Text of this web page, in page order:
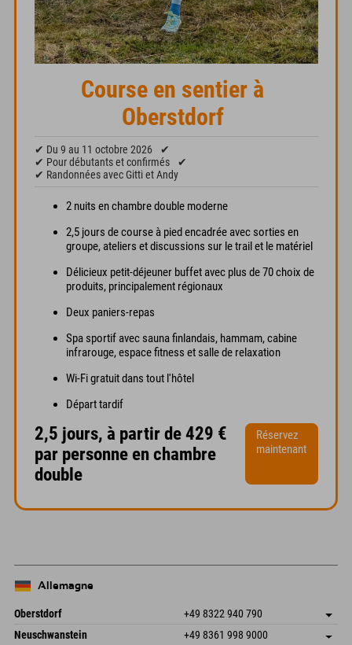
Course en sentier à
Oberstdorf
✔ Du 9 au 11 octobre 2026
✔
✔ Pour débutants et confirmés
✔
✔ Randonnées avec Gitti et Andy
2 nuits en chambre double moderne
2,5 jours de course à pied encadrée avec sorties en
groupe, ateliers et discussions sur le trail et le matériel
Délicieux petit-déjeuner buffet avec plus de 70 choix de
produits, principalement régionaux
Deux paniers-repas
Spa sportif avec sauna finlandais, hammam, cabine
infrarouge, espace fitness et salle de relaxation
Wi-Fi gratuit dans tout l'hôtel
Départ tardif
2,5 jours, à partir de 429 €
par personne en chambre
double
Réservez
maintenant
Allemagne
Oberstdorf +49 8322 940 790
An der Breitach 3
Enregistrer l'adresse
Neuschwanstein +49 8361 998 9000